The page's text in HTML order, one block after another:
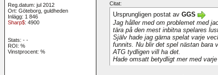
Reg.datum: jul 2012
Ort: Göteborg, guldheden
Inlägg: 1 846
Sharp$: 4900
Stats: - -
ROI: %
Vinstprocent: %
Citat:
Ursprungligen postat av GGS
Jag håller med om problemet med
tära på den mest inbitna spelares
Själv hade jag gärna spelat varje
funnits. Nu blir det spel nästan bara
ATG tydligen vill ha det.
Hade omsatt betydligt mer med